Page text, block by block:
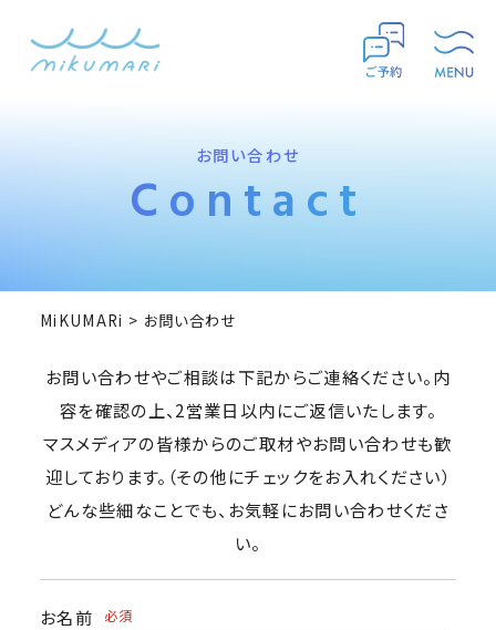
お問い合わせ
Contact
MiKUMARi > お問い合わせ
お問い合わせやご相談は下記からご連絡ください。内
容を確認の上、2営業日以内にご返信いたします。
マスメディアの皆様からのご取材やお問い合わせも歓
迎しております。（その他にチェックをお入れください）
どんな些細なことでも、お気軽にお問い合わせくださ
い。
お名前 必須